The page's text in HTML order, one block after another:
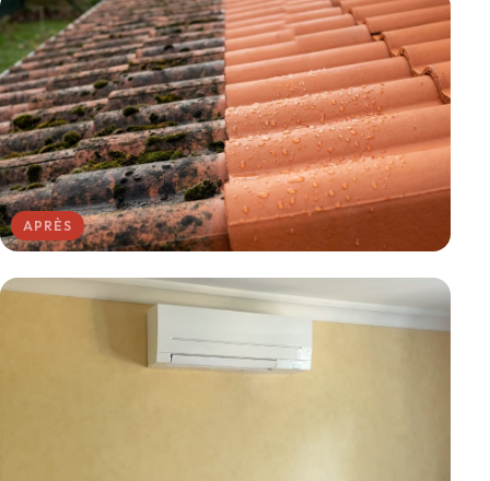
APRÈS